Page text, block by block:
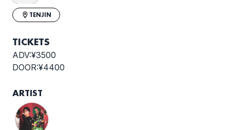
TENJIN
TICKETS
ADV:¥3500
DOOR:¥4400
ARTIST